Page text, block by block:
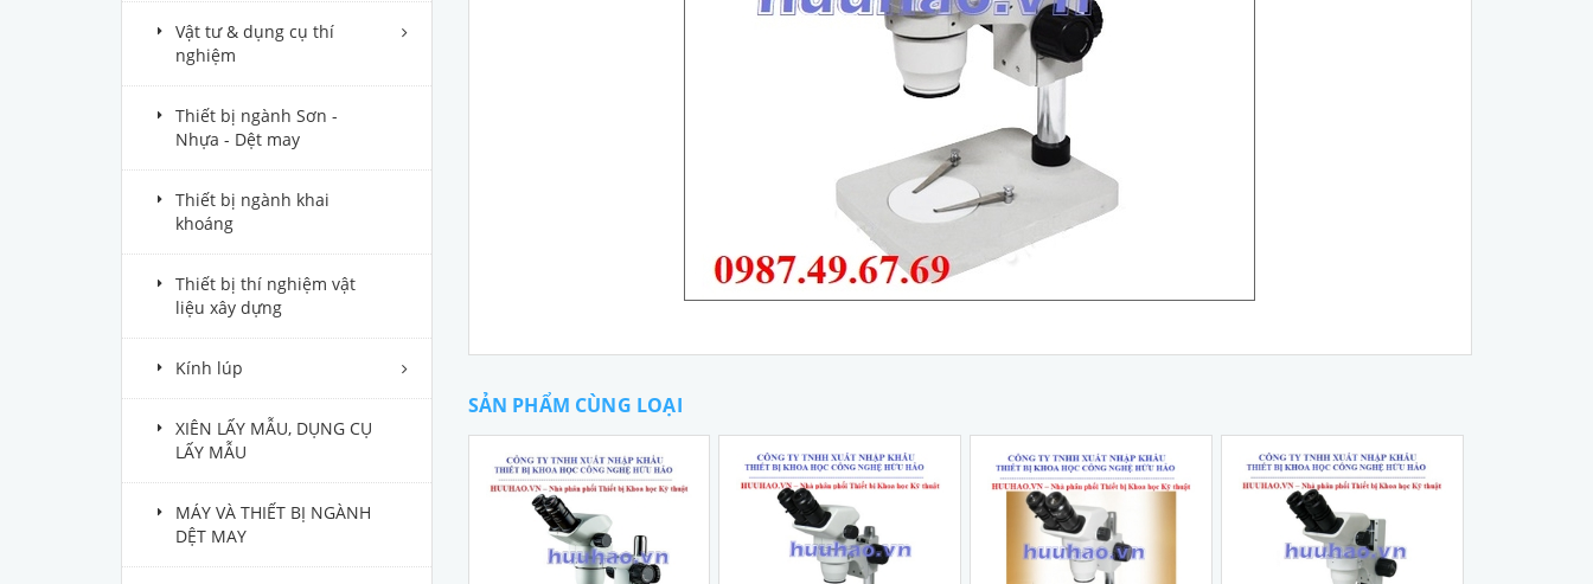
Vật tư & dụng cụ thí
nghiệm
Thiết bị ngành Sơn -
Nhựa - Dệt may
Thiết bị ngành khai
khoáng
Thiết bị thí nghiệm vật
liệu xây dựng
Kính lúp
XIÊN LẤY MẪU, DỤNG CỤ
LẤY MẪU
MÁY VÀ THIẾT BỊ NGÀNH
DỆT MAY
SẢN PHẨM CÙNG LOẠI